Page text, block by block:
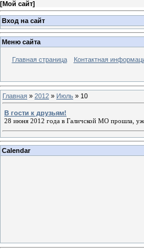
[Мой сайт]
Вход на сайт
Меню сайта
Главная страница Контактная
Главная » 2012 » Июль » 10
В гости к друзьям!
28 июня 2012 года в Галичской МО прошла,
Calendar